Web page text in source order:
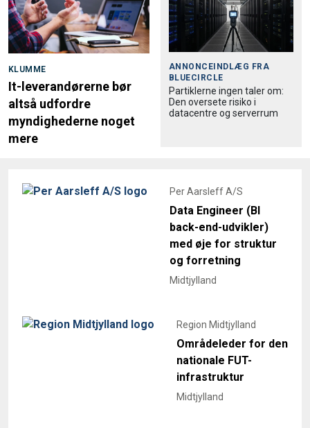
KLUMME
It-leverandørerne bør
altså udfordre
myndighederne noget
mere
ANNONCEINDLÆG FRA
BLUECIRCLE
Partiklerne ingen taler om:
Den oversete risiko i
datacentre og serverrum
Per Aarsleff A/S
Data Engineer (BI
back-end-udvikler)
med øje for struktur
og forretning
Midtjylland
Region Midtjylland
Områdeleder for den
nationale FUT-
infrastruktur
Midtjylland